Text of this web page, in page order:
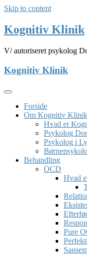
Skip to content
Kognitiv Klinik
V/ autoriseret psykolog
Kognitiv Klinik
Forside
Om Kognitiv Klinik
Hvad er
Psykolog
Psykolog i
Behandling
OCD
Hvad
Pure